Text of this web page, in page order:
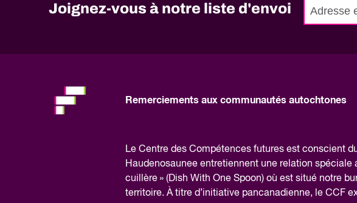
Joignez-vous à notre liste d'envoi
No
this
field,
please.
Remerciements aux communautés autochtones
Le Centre des Compétences futures est conscient
Haudenosaunee entretiennent une relation
cuillère » (Dish With One Spoon) où est situé notre
territoire. À titre d’initiative pancanadienne, le CCF